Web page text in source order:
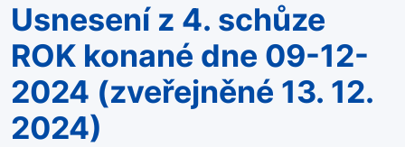
Usnesení z 4. schůze
ROK konané dne 09-12-
2024 (zveřejněné 13. 12.
2024)